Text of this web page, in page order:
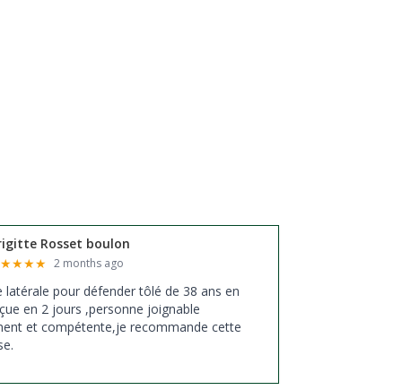
Rosset boulon
★★★★ 2 months ago
latérale pour défender tôlé de 38 ans en
en 2 jours ,personne joignable
et compétente,je recommande cette